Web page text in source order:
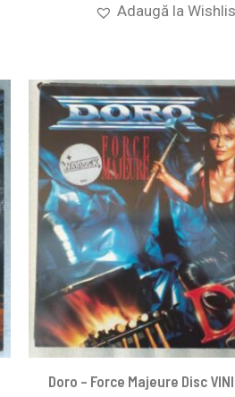
Adaugă la
Doro – Force Majeure Disc